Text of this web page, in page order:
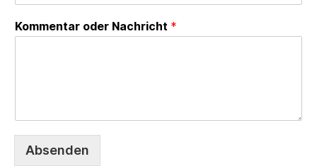
Kommentar oder Nachricht *
Absenden